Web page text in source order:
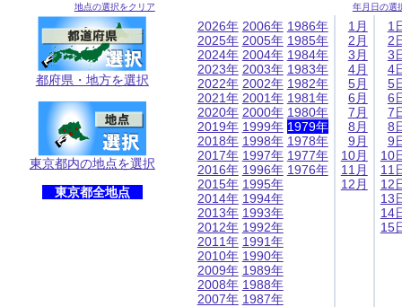
地点の選択をクリア
都府県・地方を選択
東京都内の地点を選択
東京都全地点
年月日の選
2026年
2025年
2024年
2023年
2022年
2021年
2020年
2019年
2018年
2017年
2016年
2015年
2014年
2013年
2012年
2011年
2010年
2009年
2008年
2007年
2006年
2005年
2004年
2003年
2002年
2001年
2000年
1999年
1998年
1997年
1996年
1995年
1994年
1993年
1992年
1991年
1990年
1989年
1988年
1987年
1986年
1985年
1984年
1983年
1982年
1981年
1980年
1979年
1978年
1977年
1976年
1月
2月
3月
4月
5月
6月
7月
8月
9月
10月
11月
12月
1
2
3
4
5
6
7
8
9
10
11
12
13
14
15